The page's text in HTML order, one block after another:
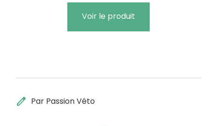
Voir le produit
edit Par Passion Véto